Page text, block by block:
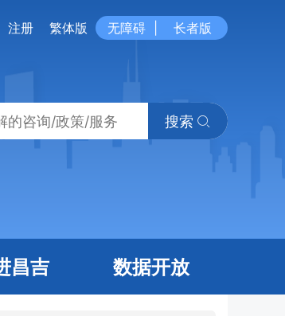
注册 繁体版 无障碍 长者版
搜索
昌吉 数据开放